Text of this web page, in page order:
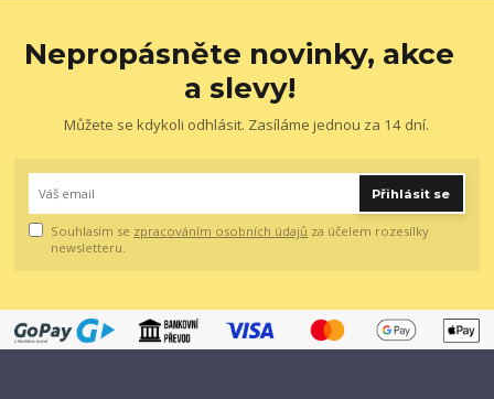
Nepropásněte novinky, akce
a slevy!
Můžete se kdykoli odhlásit. Zasíláme jednou za 14 dní.
Přihlásit se
Souhlasím se zpracováním osobních údajů za účelem rozesílky
newsletteru.